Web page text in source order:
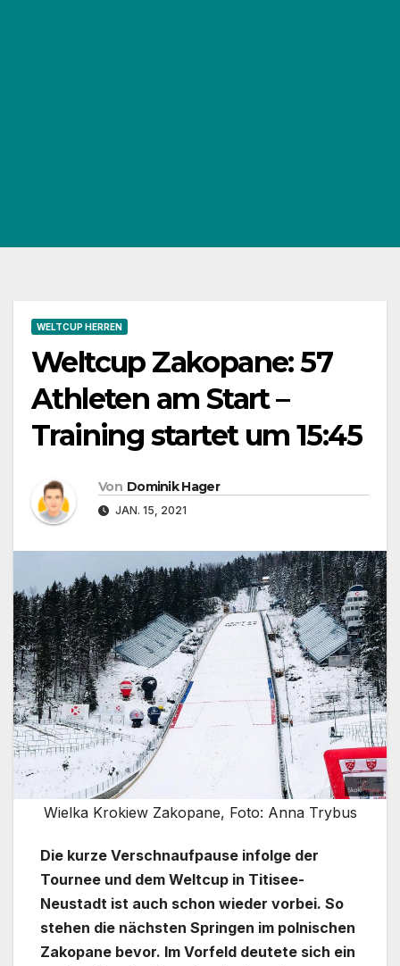
WELTCUP HERREN
Weltcup Zakopane: 57
Athleten am Start –
Training startet um 15:45
Von Dominik Hager
JAN. 15, 2021
Wielka Krokiew Zakopane, Foto: Anna Trybus
Die kurze Verschnaufpause infolge der
Tournee und dem Weltcup in Titisee-
Neustadt ist auch schon wieder vorbei. So
stehen die nächsten Springen im polnischen
Zakopane bevor. Im Vorfeld deutete sich ein